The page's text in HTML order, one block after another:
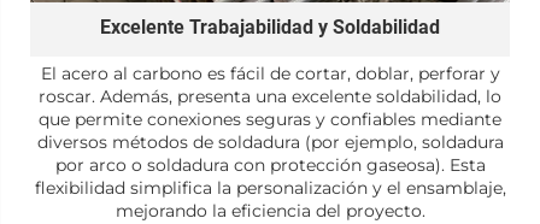
Excelente Trabajabilidad y Soldabilidad
El acero al carbono es fácil de cortar, doblar, perforar y
roscar. Además, presenta una excelente soldabilidad, lo
que permite conexiones seguras y confiables mediante
diversos métodos de soldadura (por ejemplo, soldadura
por arco o soldadura con protección gaseosa). Esta
flexibilidad simplifica la personalización y el ensamblaje,
mejorando la eficiencia del proyecto.